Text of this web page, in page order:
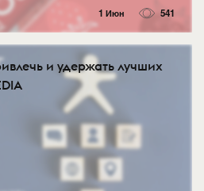
1 Июн 541
и удержать лучших